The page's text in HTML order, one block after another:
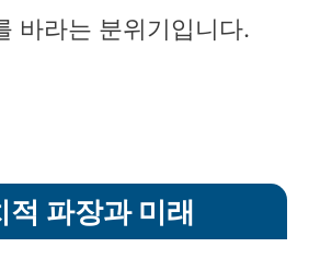
바라는 분위기입니다.
적 파장과 미래